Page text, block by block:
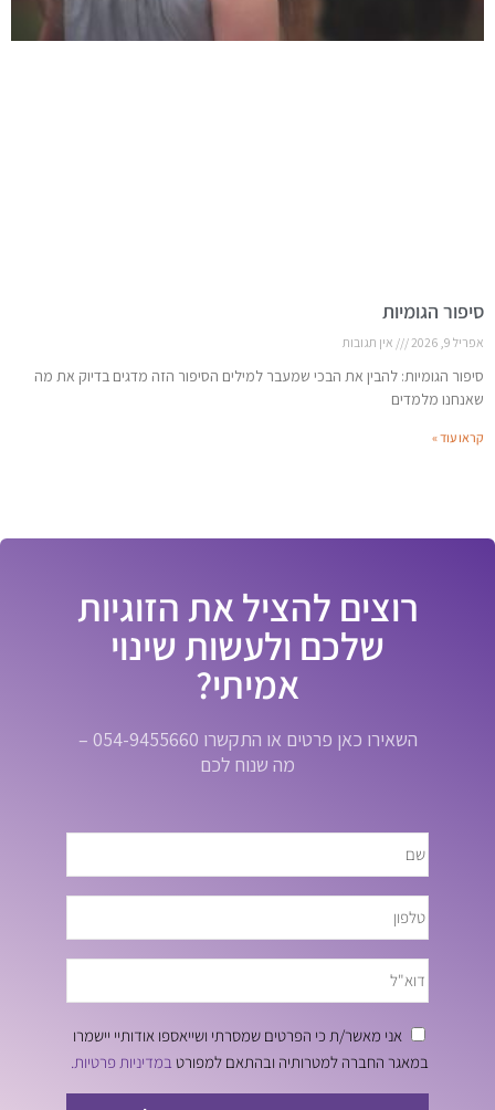
סיפור הגומיות
אפריל 9, 2026 אין תגובות
סיפור הגומיות: להבין את הבכי שמעבר למילים הסיפור הזה מדגים בדיוק את מה
שאנחנו מלמדים
קראו עוד »
רוצים להציל את הזוגיות
שלכם ולעשות שינוי
אמיתי?
השאירו כאן פרטים או התקשרו 054-9455660 –
מה שנוח לכם
אני מאשר/ת כי הפרטים שמסרתי ושייאספו אודותיי יישמרו
במאגר החברה למטרותיה ובהתאם למפורט במדיניות פרטיות.